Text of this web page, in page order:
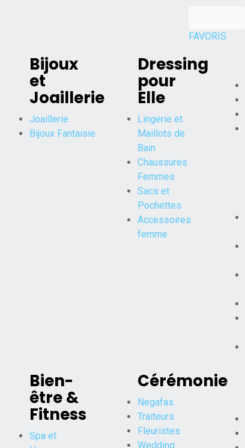
FAVORIS
Bijoux
et
Joaillerie
Joaillerie
Bijoux Fantaisie
Dressing
pour
Elle
Lingerie et
Maillots de
Bain
Chaussures
Femmes
Sacs et
Pochettes
Accessoires
femme
Bien-
être &
Fitness
Spa et
Cérémonie
Negafas
Traiteurs
Fleuristes
Wedding